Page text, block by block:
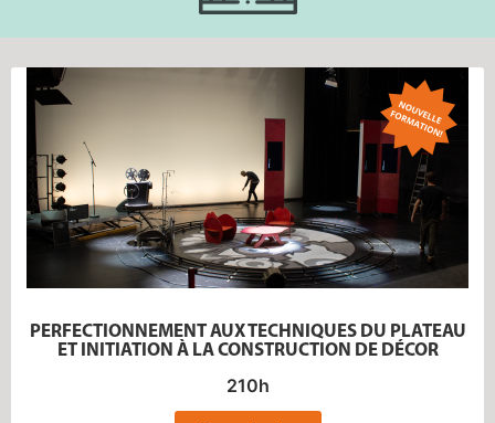
PERFECTIONNEMENT AUX TECHNIQUES DU PLATEAU
ET INITIATION À LA CONSTRUCTION DE DÉCOR
210h